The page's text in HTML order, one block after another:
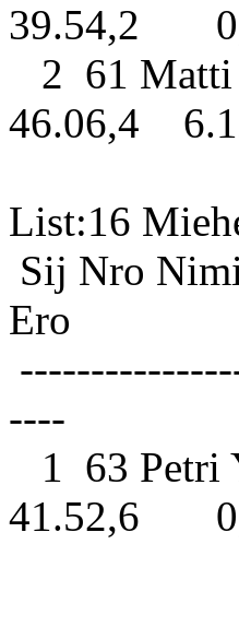
39.54,2
2 61
46.06,4
Sij
Ero
----
1 63
41.52,6